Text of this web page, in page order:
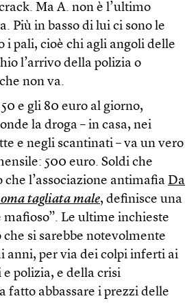
Ma A. non è l’ultimo
Più in basso di lui ci sono le
i pali, cioè chi agli angoli delle
l’arrivo della polizia o
non va.
e gli 80 euro al giorno,
la droga – in casa, nei
e negli scantinati – va un vero
500 euro. Soldi che
l’associazione antimafia Da
tagliata male, definisce una
Le ultime inchieste
si sarebbe notevolmente
anni, per via dei colpi inferti ai
polizia, e della crisi
fatto abbassare i prezzi delle